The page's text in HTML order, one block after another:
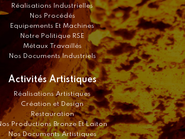
Réalisations Industrielles
Nos Procédés
Equipements Et Machines
Notre Politique RSE
Métaux Travaillés
Nos Documents Industriels
Activités Artistiques
Réalisations Artistiques
Création et Design
Restauration
Productions Bronze Et Laiton
Nos Documents Artistiques